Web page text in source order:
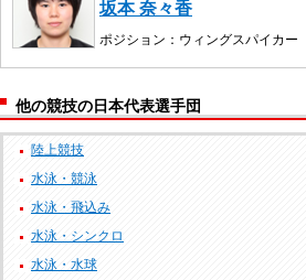
坂本 奈々香
ポジション：ウィングスパイカー
他の競技の日本代表選手団
陸上競技
水泳・競泳
水泳・飛込み
水泳・シンクロ
水泳・水球